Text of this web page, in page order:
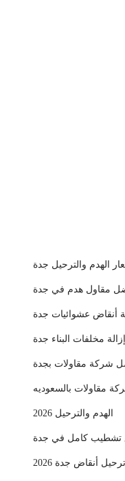
الهدم والترحيل جدة
مقاول هدم في جدة
أنقاض عشوائيات جدة
إزالة مخلفات البناء جدة
شركة مقاولات بجدة
مقاولات بالسعوديه
الهدم والترحيل 2026
تشطيب كامل في جدة
ترحيل أنقاض جدة 2026